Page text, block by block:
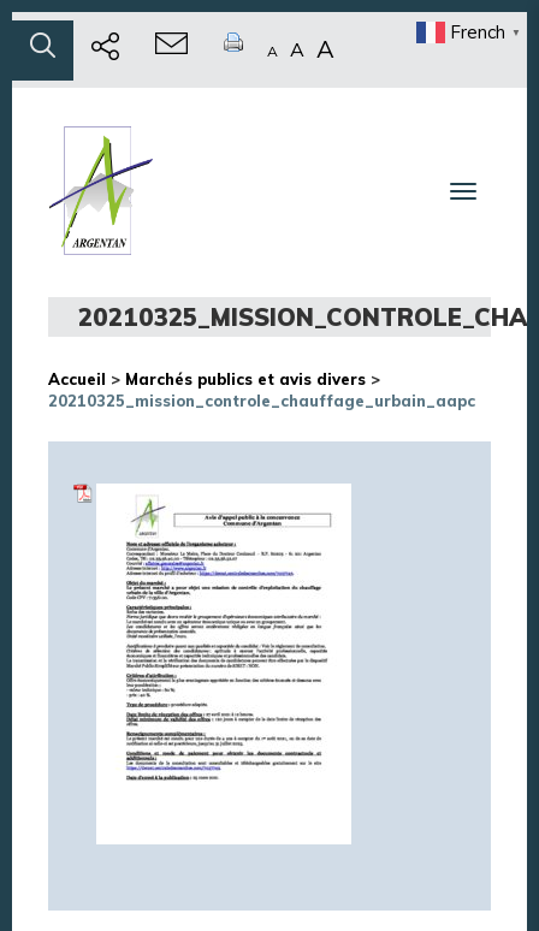
A A A
French ▼
Toggle
Accueil > Marchés publics et avis divers >
20210325_mission_controle_chauffage_urbain_aapc